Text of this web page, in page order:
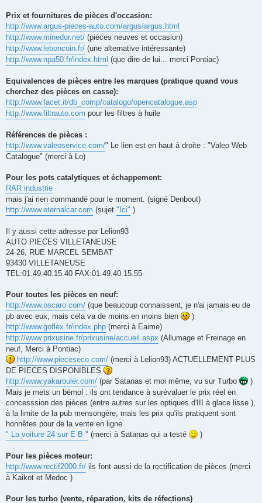
Prix et fournitures de pièces d'occasion:
http://www.argus-pieces-auto.com/argus/argus.html
http://www.minedor.net/ (pièces neuves et occasion)
http://www.leboncoin.fr/ (une alternative intéressante)
http://www.npa50.fr/index.html (que dire de lui... merci Pontiac)
Equivalences de pièces entre les marques (pratique quand vous
cherchez des pièces en casse):
http://www.facet.it/db_comp/catalogo/opencatalogue.asp
http://www.filtrauto.com pour les filtres à huile
Références de pièces :
http://www.valeoservice.com/" Le lien est en haut à droite : "Valeo Web
Catalogue" (merci à Lo)
Pour les pots catalytiques et échappement:
RAR industrie
mais j'ai rien commandé pour le moment. (signé Denbout)
http://www.eternalcar.com (sujet "Ici" )
Il y aussi cette adresse par Lelion93
AUTO PIECES VILLETANEUSE
24-26, RUE MARCEL SEMBAT
93430 VILLETANEUSE
TEL:01.49.40.15.40 FAX:01.49.40.15.55
Pour toutes les pièces en neuf:
http://www.oscaro.com/ (que beaucoup connaissent, je n'ai jamais eu de
pb avec eux, mais cela va de moins en moins bien
)
http://www.goflex.fr/index.php (merci à Eaime)
http://www.prixusine.fr/prixusine/accueil.aspx (Allumage et Freinage en
neuf, Merci à Pontiac)
http://www.pieceseco.com/ (merci à Lelion93) ACTUELLEMENT PLUS
DE PIECES DISPONIBLES
http://www.yakarouler.com/ (par Satanas et moi même, vu sur Turbo
)
Mais je mets un bémol : ils ont tendance à surévaluer le prix réel en
concesssion des pièces (entre autres sur les optiques d'III à glace lisse ),
à la limite de la pub mensongère, mais les prix qu'ils pratiquent sont
honnêtes pour de la vente en ligne
" La voiture 24 sur E B " (merci à Satanas qui a testé )
Pour les pièces moteur:
http://www.rectif2000.fr/ ils font aussi de la rectification de pièces (merci
à Kaikot et Medoc )
Pour les turbo (vente, réparation, kits de réfections)